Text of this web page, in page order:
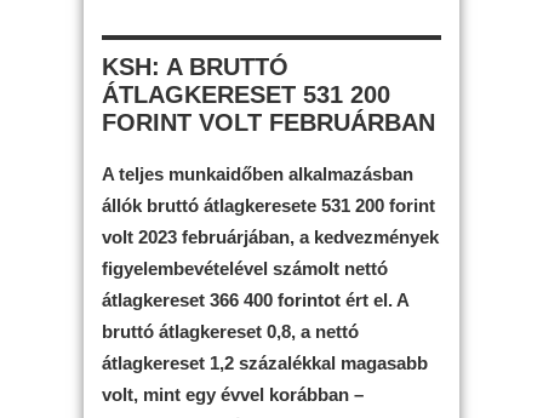
KSH: A BRUTTÓ
ÁTLAGKERESET 531 200
FORINT VOLT FEBRUÁRBAN
A teljes munkaidőben alkalmazásban
állók bruttó átlagkeresete 531 200 forint
volt 2023 februárjában, a kedvezmények
figyelembevételével számolt nettó
átlagkereset 366 400 forintot ért el. A
bruttó átlagkereset 0,8, a nettó
átlagkereset 1,2 százalékkal magasabb
volt, mint egy évvel korábban –